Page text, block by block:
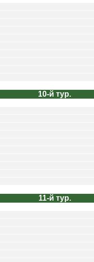
10-й тур.
11-й тур.